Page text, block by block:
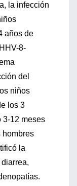
la infección
años de
8-
del
niños
los 3
3-12 meses
hombres
la